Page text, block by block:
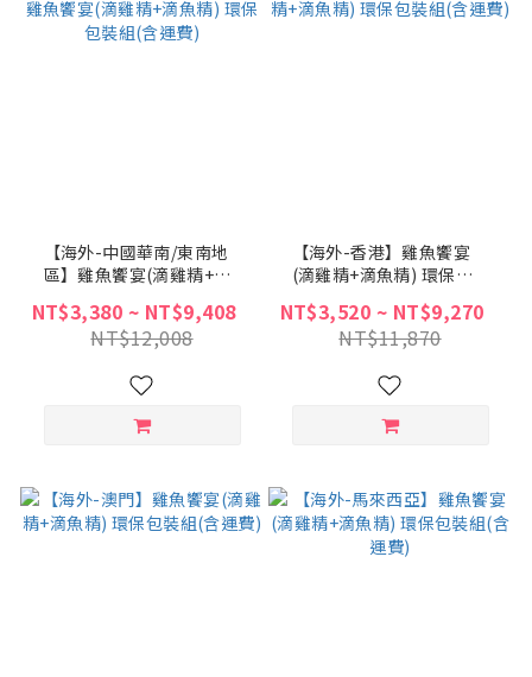
【海外-中國華南/東南地
區】雞魚饗宴(滴雞精+滴
NT$3,380 ~ NT$9,408
NT$12,008
【海外-香港】雞魚饗宴
(滴雞精+滴魚精) 環保包
NT$3,520 ~ NT$9,270
NT$11,870